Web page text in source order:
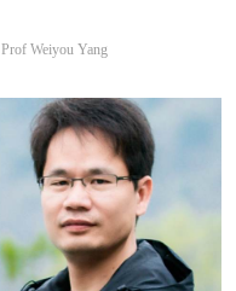
Prof Weiyou Yang